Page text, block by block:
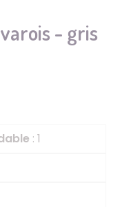
- gris
: 1